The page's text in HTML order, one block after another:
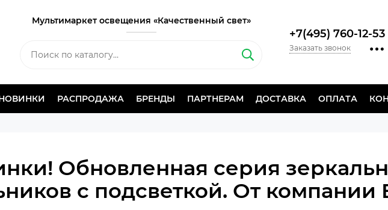
Мультимаркет освещения «Качественный свет»
+7(495) 760-12-53
Заказать звонок
РАСПРОДАЖА БРЕНДЫ ПАРТНЕРАМ ДОСТАВКА ОПЛАТА
Обновленная серия
с подсветкой. От